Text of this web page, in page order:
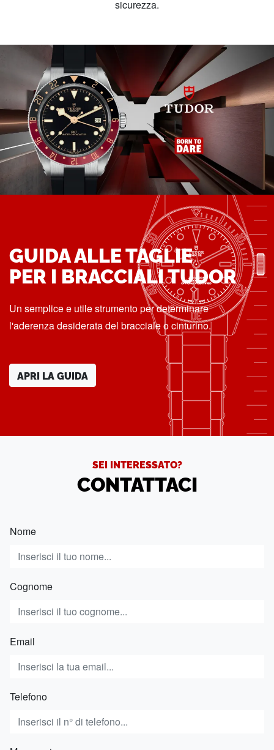
sicurezza.
GUIDA ALLE TAGLIE
PER I BRACCIALI TUDOR
Un semplice e utile strumento per determinare
l'aderenza desiderata del bracciale o cinturino.
APRI LA GUIDA
SEI INTERESSATO?
CONTATTACI
Nome
Cognome
Email
Telefono